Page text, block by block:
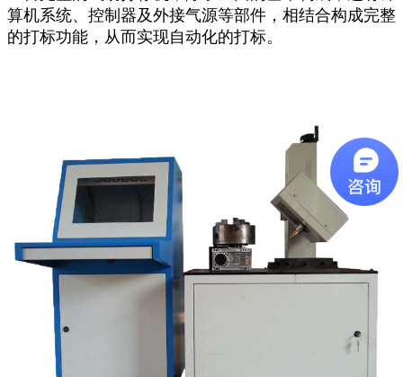
算机系统、控制器及外接气源等部件，相结合构成完整
的打标功能，从而实现自动化的打标。